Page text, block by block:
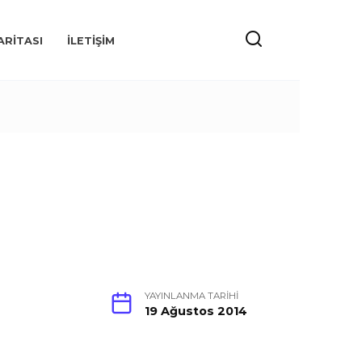
İLETIŞIM
YAYINLANMA TARIHI
19 Ağustos 2014